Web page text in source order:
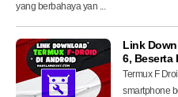
yang berbahaya yan ...
Link
6, Beserta
Termux F
smartphone